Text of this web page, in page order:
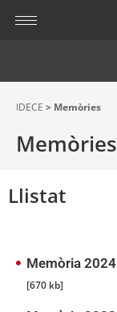
IDECE > Memòries
Memòries
Llistat
Memòria 2024
[670 kb]